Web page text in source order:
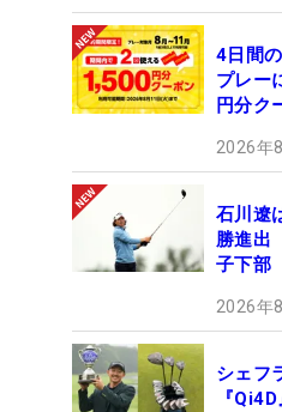
4日間
プレー
円分ク
2026年
石川遼
勝進出
子下部
2026年
シェフ
『